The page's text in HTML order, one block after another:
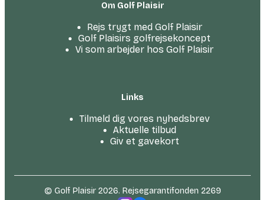
Om Golf Plaisir
Rejs trygt med Golf Plaisir
Golf Plaisirs golfrejsekoncept
Vi som arbejder hos Golf Plaisir
Links
Tilmeld dig vores nyhedsbrev
Aktuelle tilbud
Giv et gavekort
© Golf Plaisir 2026. Rejsegarantifonden 2269